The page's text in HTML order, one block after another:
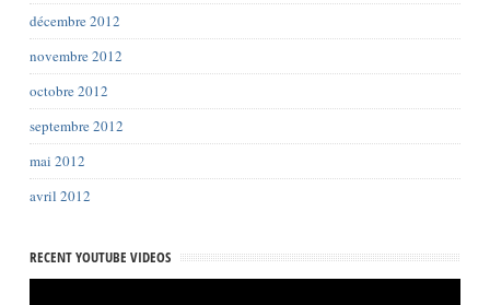
décembre 2012
novembre 2012
octobre 2012
septembre 2012
mai 2012
avril 2012
RECENT YOUTUBE VIDEOS